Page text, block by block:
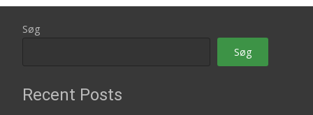
Søg
Søg
Recent Posts